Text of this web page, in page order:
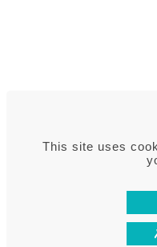
This site uses